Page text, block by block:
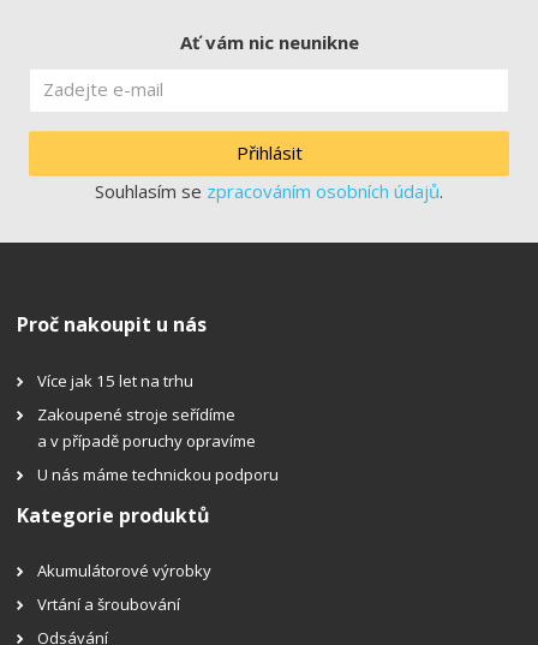
Ať vám nic neunikne
Přihlásit
Souhlasím se zpracováním osobních údajů.
Proč nakoupit u nás
Více jak 15 let na trhu
Zakoupené stroje seřídíme
a v případě poruchy opravíme
U nás máme technickou podporu
Kategorie produktů
Akumulátorové výrobky
Vrtání a šroubování
Odsávání